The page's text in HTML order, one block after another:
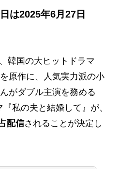
は2025年6月27日
、韓国の大ヒットドラマ
原作に、人気実力派の小
がダブル主演を務める
私の夫と結婚して』が、
配信されることが決定し